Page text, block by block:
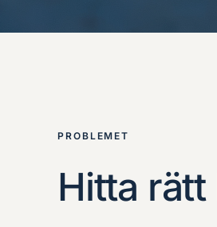
PROBLEMET
Hitta rätt